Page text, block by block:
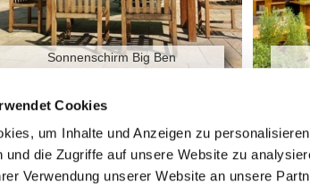
Cookies
um Inhalte und Anzeigen zu
und die Zugriffe auf unsere Website zu
Verwendung unserer Website an unsere
Sonnenschirm Big Ben